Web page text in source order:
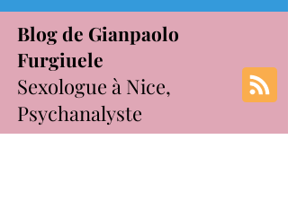
Blog de Gianpaolo
Furgiuele
Sexologue à Nice,
Psychanalyste